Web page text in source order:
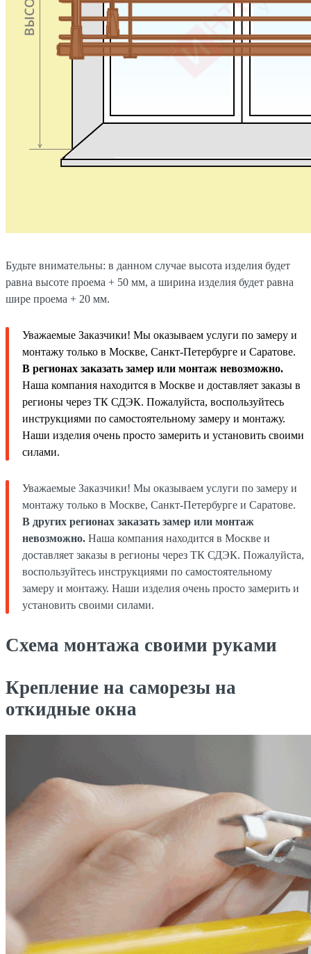
Будьте внимательны: в данном случае высота изделия будет
равна высоте проема + 50 мм, а ширина изделия будет равна
шире проема + 20 мм.
Уважаемые Заказчики! Мы оказываем услуги по замеру и
монтажу только в Москве, Санкт-Петербурге и Саратове.
В регионах заказать замер или монтаж невозможно.
Наша компания находится в Москве и доставляет заказы в
регионы через ТК СДЭК. Пожалуйста, воспользуйтесь
инструкциями по самостоятельному замеру и монтажу.
Наши изделия очень просто замерить и установить своими
силами.
Уважаемые Заказчики! Мы оказываем услуги по замеру и
монтажу только в Москве, Санкт-Петербурге и Саратове.
В других регионах заказать замер или монтаж
невозможно. Наша компания находится в Москве и
доставляет заказы в регионы через ТК СДЭК. Пожалуйста,
воспользуйтесь инструкциями по самостоятельному
замеру и монтажу. Наши изделия очень просто замерить и
установить своими силами.
Схема монтажа своими руками
Крепление на саморезы на
откидные окна